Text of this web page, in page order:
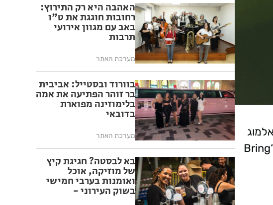
מאיר ג׳אן שחולץ מהשבי ושר יחד איתו את ״אין לי מקום אחר״ אל מול שאגות הקהל “Bring
האהבה היא רק התירוץ:
רחובות חוגגת את ט"ו
באב עם מגוון אירועי
תרבות
מערכת האתר
בוורוד ובסטייל: אביבית
בר זוהר הפתיעה את אמה
בלימוזינה מפוארת
בדובאי
מערכת האתר
בא לבסטה? חגיגת קיץ
של מוזיקה, אוכל
ואומנות בערבי חמישי
בשוק העירוני -